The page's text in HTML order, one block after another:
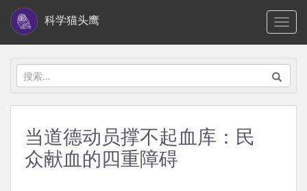
i
科学猫头鹰
搜
索：
当道德动员撑不起血库：民
众献血的四重障碍